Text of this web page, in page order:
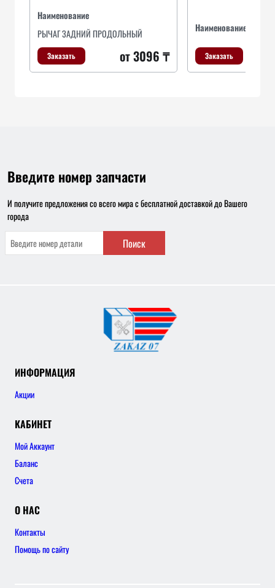
Наименование
РЫЧАГ ЗАДНИЙ ПРОДОЛЬНЫЙ
Заказать от 3096 ₸
Наименование
Заказать
Введите номер запчасти
И получите предложения со всего мира с бесплатной доставкой до Вашего
города
Поиск
ИНФОРМАЦИЯ
Акции
КАБИНЕТ
Мой Аккаунт
Баланс
Счета
О НАС
Контакты
Помощь по сайту